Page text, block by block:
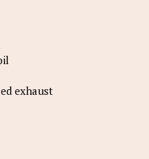
exhaust